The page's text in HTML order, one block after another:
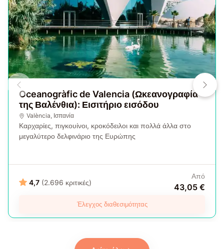
Oceanogràfic de Valencia (Ωκεανογραφία
της Βαλένθια): Εισιτήριο εισόδου
València, Ισπανία
Καρχαρίες, πιγκουίνοι, κροκόδειλοι και πολλά άλλα στο
μεγαλύτερο δελφινάριο της Ευρώπης
4,7 (2.696 κριτικές)
Από
43,05 €
Έλεγχος διαθεσιμότητας